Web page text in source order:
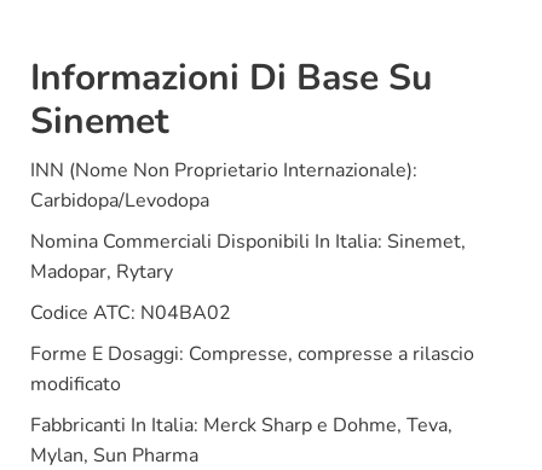
Informazioni Di Base Su
Sinemet
INN (Nome Non Proprietario Internazionale):
Carbidopa/Levodopa
Nomina Commerciali Disponibili In Italia: Sinemet,
Madopar, Rytary
Codice ATC: N04BA02
Forme E Dosaggi: Compresse, compresse a rilascio
modificato
Fabbricanti In Italia: Merck Sharp e Dohme, Teva,
Mylan, Sun Pharma